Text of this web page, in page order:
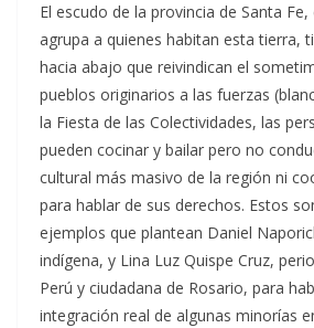
El escudo de la provincia de Santa
agrupa a quienes habitan esta tierra,
hacia abajo que reivindican el
pueblos originarios a las fuerzas
la Fiesta de las Colectividades, las
pueden cocinar y bailar pero no
cultural más masivo de la región ni
para hablar de sus derechos. Estos
ejemplos que plantean Daniel
indígena, y Lina Luz Quispe Cruz,
Perú y ciudadana de Rosario, para
integración real de algunas minorías